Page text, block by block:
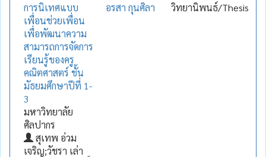
การนิเทศแบบ
เพื่อนช่วยเพื่อน
เพื่อพัฒนาความ
สามารถการจัดการ
เรียนรู้ของครู
คณิตศาสตร์ ชั้น
มัธยมศึกษาปีที่ 1-
3
มหาวิทยาลัย
ศิลปากร
สุเทพ อ่วม
เจริญ;วัชรา เล่า
อรสา กุนศิลา วิทยานิพนธ์/Thesis